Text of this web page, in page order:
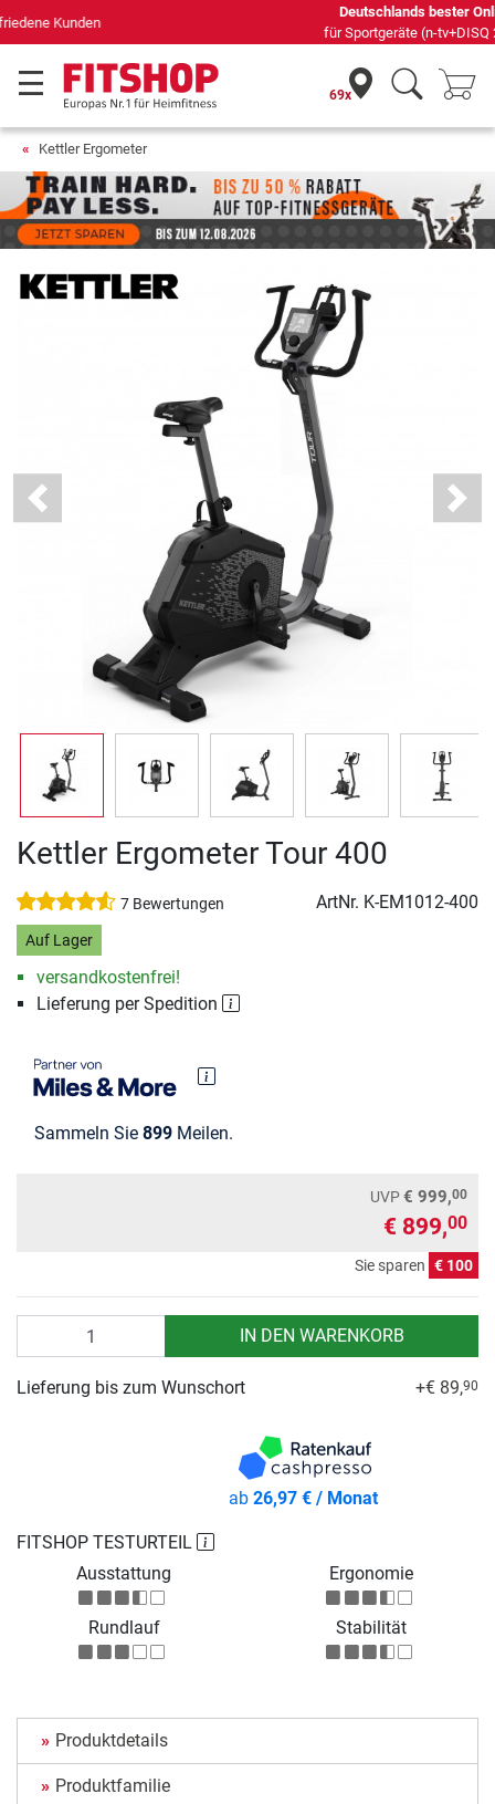
Deutschlands bester Online-Shop
für Sportgeräte (n-tv+DISQ 2016-2024)
69x
Kettler Ergometer
Previous Next
Kettler Ergometer Tour 400
7 Bewertungen ArtNr. K-EM1012-400
Auf Lager
versandkostenfrei!
Lieferung per Spedition
Sammeln Sie 899 Meilen.
UVP€ 999,00
€ 899,00
Sie sparen € 100
IN DEN WARENKORB
FITSHOP TESTURTEIL
Ausstattung
Ergonomie
Rundlauf Stabilität
Lieferung bis zum Wunschort +€ 89,90
ab 26,97 € / Monat
Produktdetails
Produktfamilie